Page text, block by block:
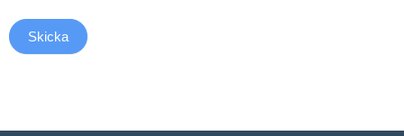
Skicka